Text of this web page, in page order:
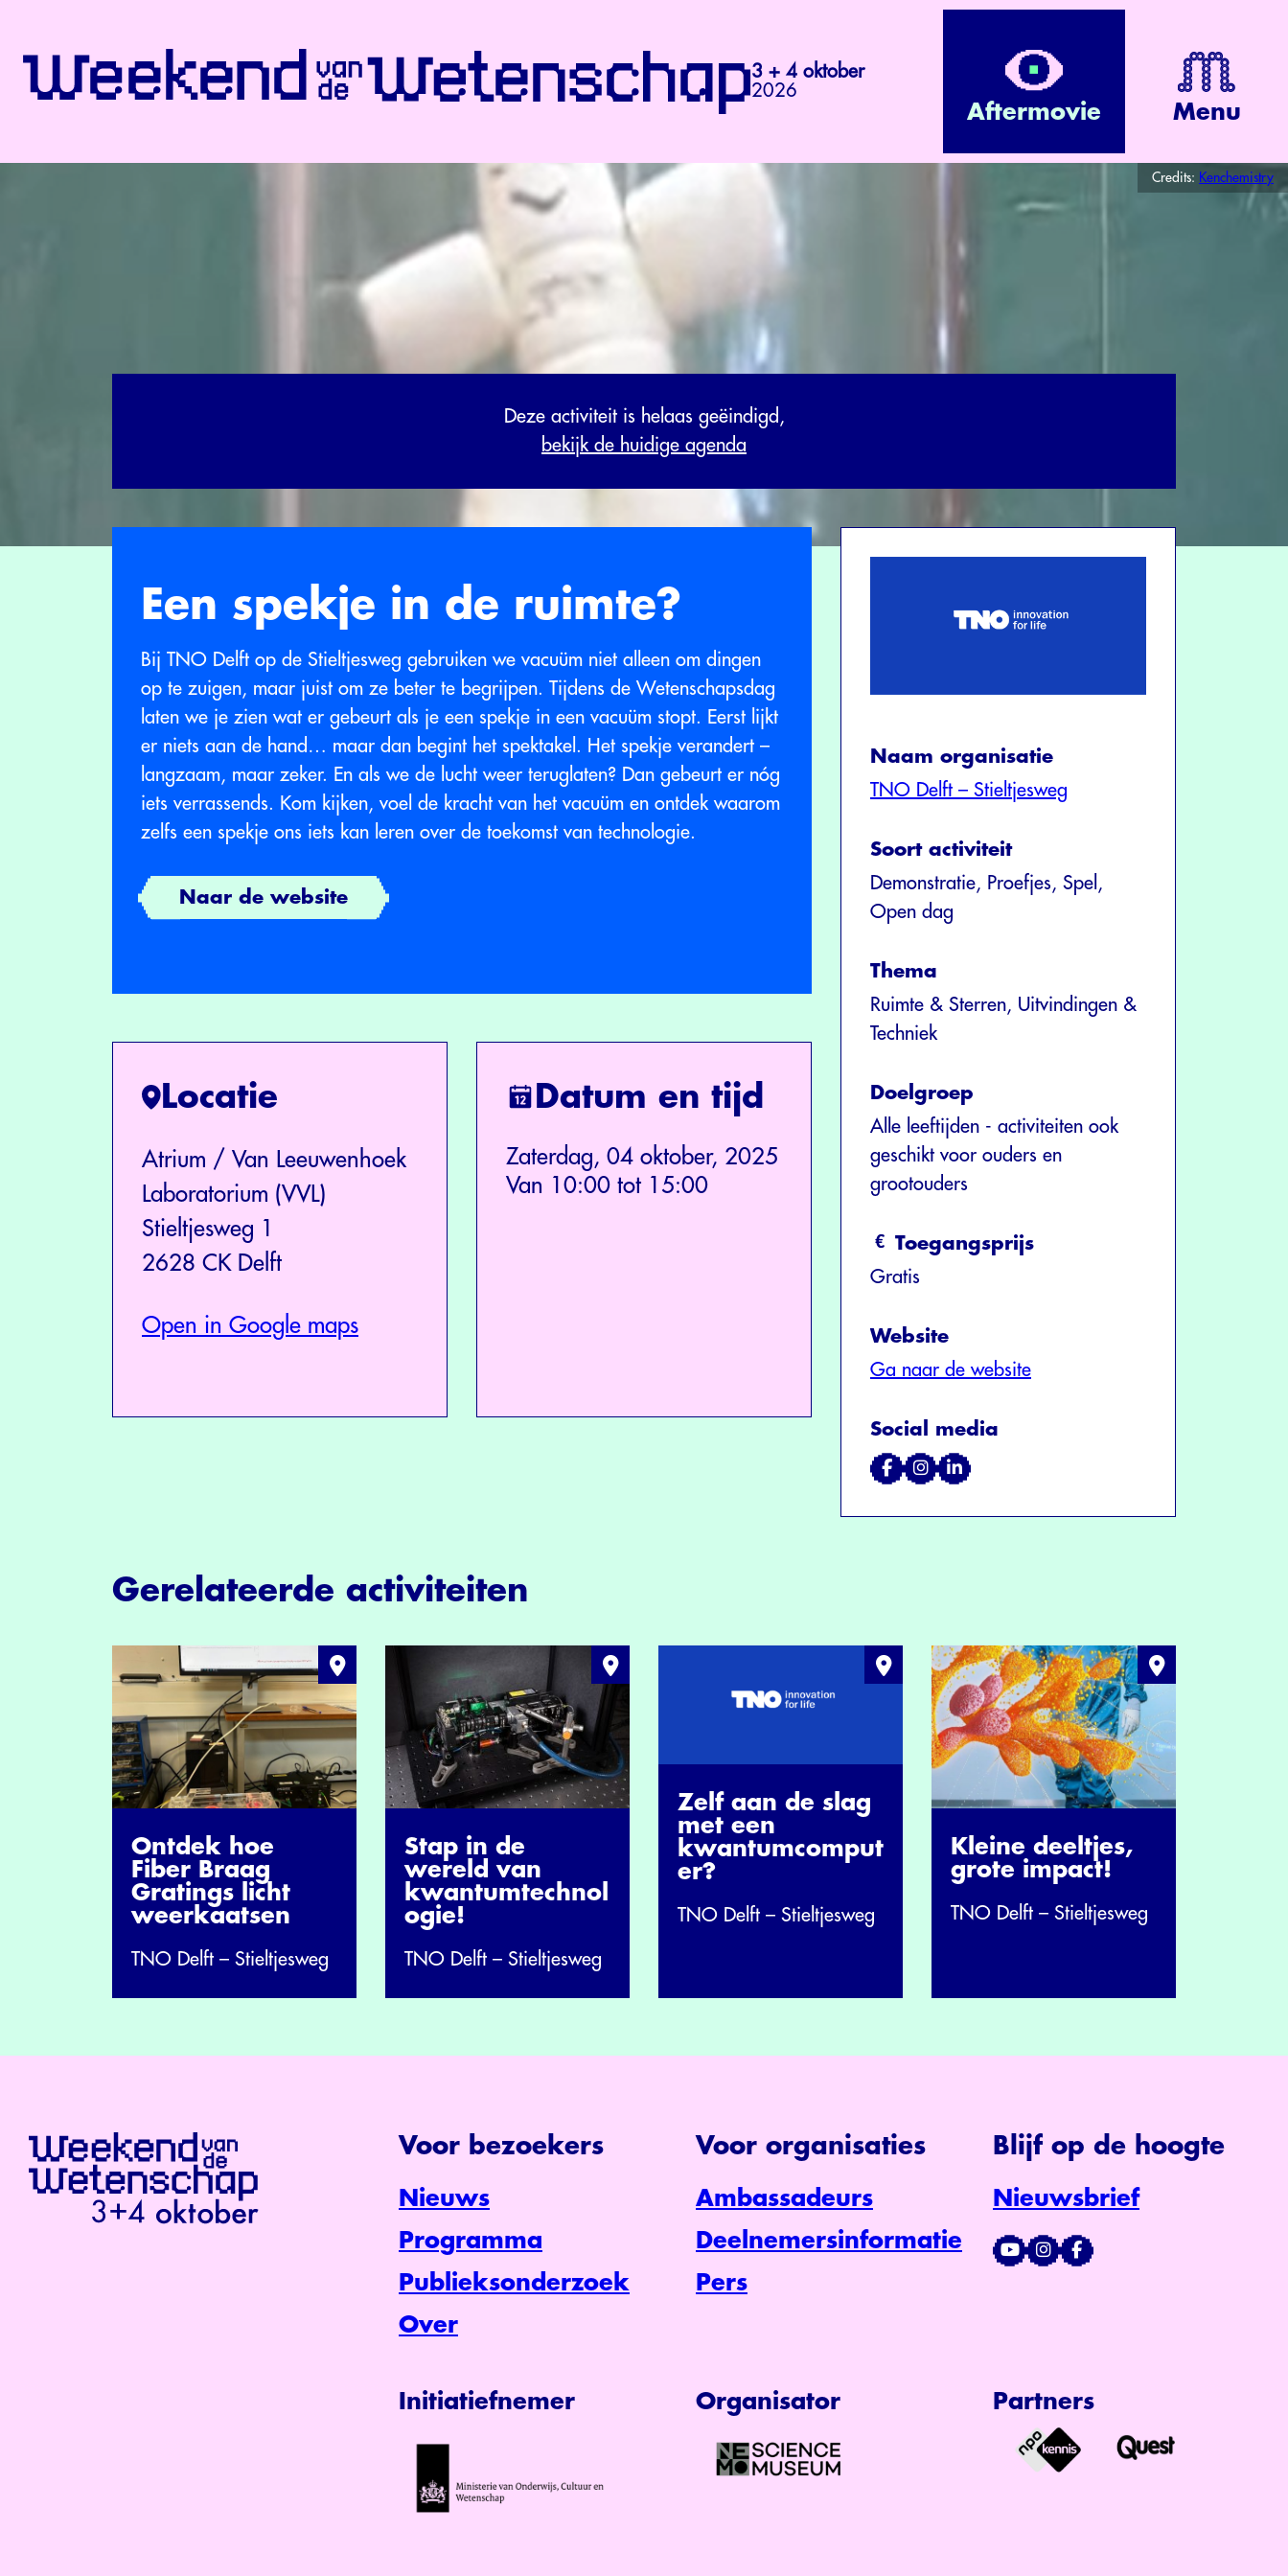
3 + 4 oktober
2026
Aftermovie Menu
Credits: Kenchemistry
Deze activiteit is helaas geëindigd,
bekijk de huidige agenda
Een spekje in de ruimte?
Bij TNO Delft op de Stieltjesweg gebruiken we vacuüm niet alleen om dingen
op te zuigen, maar juist om ze beter te begrijpen. Tijdens de Wetenschapsdag
laten we je zien wat er gebeurt als je een spekje in een vacuüm stopt. Eerst lijkt
er niets aan de hand… maar dan begint het spektakel. Het spekje verandert –
langzaam, maar zeker. En als we de lucht weer teruglaten? Dan gebeurt er nóg
iets verrassends. Kom kijken, voel de kracht van het vacuüm en ontdek waarom
zelfs een spekje ons iets kan leren over de toekomst van technologie.
Naar de website
Locatie
Atrium / Van Leeuwenhoek
Laboratorium (VVL)
Stieltjesweg 1
2628 CK Delft
Open in Google maps
Datum en tijd
Zaterdag, 04 oktober, 2025
Van 10:00 tot 15:00
Naam organisatie
TNO Delft – Stieltjesweg
Soort activiteit
Demonstratie, Proefjes, Spel,
Open dag
Thema
Ruimte & Sterren, Uitvindingen &
Techniek
Doelgroep
Alle leeftijden - activiteiten ook
geschikt voor ouders en
grootouders
Toegangsprijs
Gratis
Website
Ga naar de website
Social media
Gerelateerde activiteiten
Ontdek hoe
Fiber Braag
Gratings licht
weerkaatsen
TNO Delft – Stieltjesweg
Stap in de
wereld van
kwantumtechnol
ogie!
TNO Delft – Stieltjesweg
Zelf aan de slag
met een
kwantumcomput
er?
TNO Delft – Stieltjesweg
Kleine deeltjes,
grote impact!
TNO Delft – Stieltjesweg
Voor bezoekers
Nieuws
Programma
Publieksonderzoek
Over
Voor organisaties
Ambassadeurs
Deelnemersinformatie
Pers
Blijf op de hoogte
Nieuwsbrief
Initiatiefnemer Organisator Partners